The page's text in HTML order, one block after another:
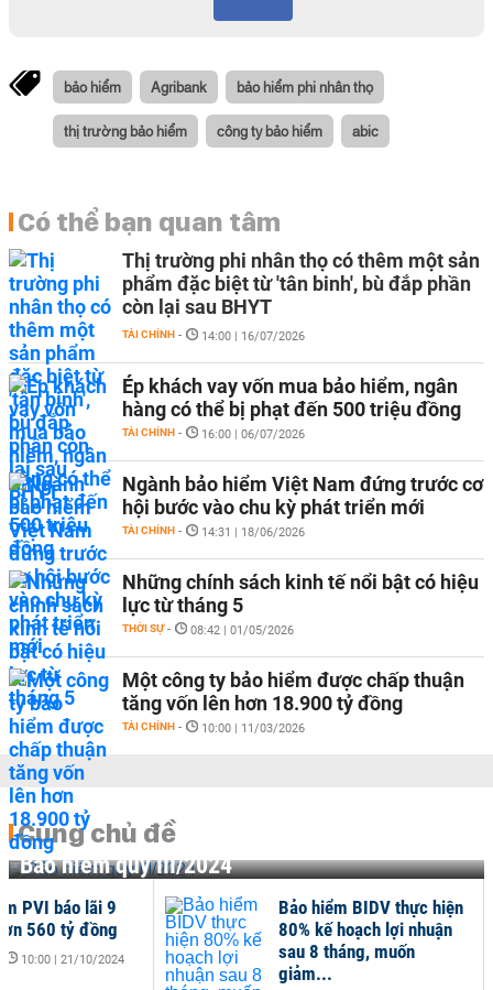
bảo hiểm Agribank bảo hiểm phi nhân thọ
thị trường bảo hiểm công ty bảo hiểm abic
Có thể bạn quan tâm
Thị trường phi nhân thọ có thêm một sản
phẩm đặc biệt từ 'tân binh', bù đắp phần
còn lại sau BHYT
TÀI CHÍNH - 14:00 | 16/07/2026
Ép khách vay vốn mua bảo hiểm, ngân
hàng có thể bị phạt đến 500 triệu đồng
TÀI CHÍNH - 16:00 | 06/07/2026
Ngành bảo hiểm Việt Nam đứng trước cơ
hội bước vào chu kỳ phát triển mới
TÀI CHÍNH - 14:31 | 18/06/2026
Những chính sách kinh tế nổi bật có hiệu
lực từ tháng 5
THỜI SỰ - 08:42 | 01/05/2026
Một công ty bảo hiểm được chấp thuận
tăng vốn lên hơn 18.900 tỷ đồng
TÀI CHÍNH - 10:00 | 11/03/2026
Cùng chủ đề
Bảo hiểm quý III/2024
PVI báo lãi 9
560 tỷ đồng
10:00 | 21/10/2024
Bảo hiểm BIDV thực hiện
80% kế hoạch lợi nhuận
sau 8 tháng, muốn
giảm...